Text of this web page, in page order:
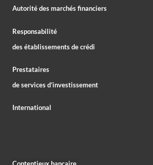
Autorité des marchés financiers
Responsabilité
des établissements de crédi
Prestataires
de services d’investissement
International